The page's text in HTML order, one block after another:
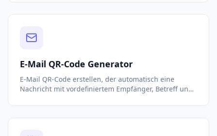
E-Mail QR-Code Generator
E-Mail QR-Code erstellen, der automatisch eine
Nachricht mit vordefiniertem Empfänger, Betreff und